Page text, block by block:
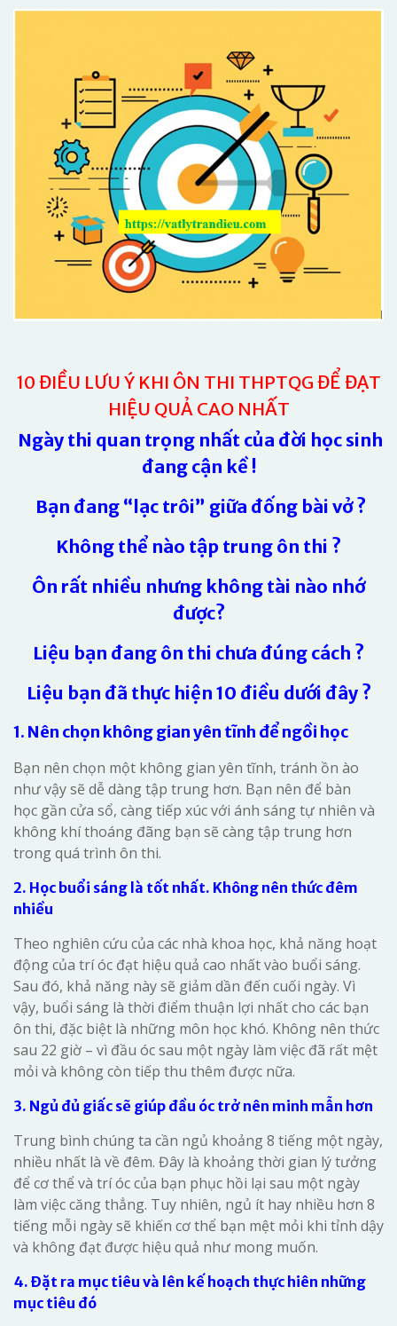
10 ĐIỀU LƯU Ý KHI ÔN THI THPTQG ĐỂ ĐẠT
HIỆU QUẢ CAO NHẤT
Ngày thi quan trọng nhất của đời học sinh
đang cận kề !
Bạn đang “lạc trôi” giữa đống bài vở ?
Không thể nào tập trung ôn thi ?
Ôn rất nhiều nhưng không tài nào nhớ
được?
Liệu bạn đang ôn thi chưa đúng cách ?
Liệu bạn đã thực hiện 10 điều dưới đây ?
1. Nên chọn không gian yên tĩnh để ngồi học
Bạn nên chọn một không gian yên tĩnh, tránh ồn ào
như vậy sẽ dễ dàng tập trung hơn. Bạn nên để bàn
học gần cửa sổ, càng tiếp xúc với ánh sáng tự nhiên và
không khí thoáng đãng bạn sẽ càng tập trung hơn
trong quá trình ôn thi.
2. Học buổi sáng là tốt nhất. Không nên thức đêm
nhiều
Theo nghiên cứu của các nhà khoa học, khả năng hoạt
động của trí óc đạt hiệu quả cao nhất vào buổi sáng.
Sau đó, khả năng này sẽ giảm dần đến cuối ngày. Vì
vậy, buổi sáng là thời điểm thuận lợi nhất cho các bạn
ôn thi, đặc biệt là những môn học khó. Không nên thức
sau 22 giờ – vì đầu óc sau một ngày làm việc đã rất mệt
mỏi và không còn tiếp thu thêm được nữa.
3. Ngủ đủ giấc sẽ giúp đầu óc trở nên minh mẫn hơn
Trung bình chúng ta cần ngủ khoảng 8 tiếng một ngày,
nhiều nhất là về đêm. Đây là khoảng thời gian lý tưởng
để cơ thể và trí óc của bạn phục hồi lại sau một ngày
làm việc căng thẳng. Tuy nhiên, ngủ ít hay nhiều hơn 8
tiếng mỗi ngày sẽ khiến cơ thể bạn mệt mỏi khi tỉnh dậy
và không đạt được hiệu quả như mong muốn.
4. Đặt ra mục tiêu và lên kế hoạch thực hiên những
mục tiêu đó